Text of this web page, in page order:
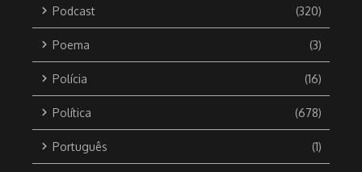
Podcast (320)
Poema (3)
Polícia (16)
Política (678)
Português (1)